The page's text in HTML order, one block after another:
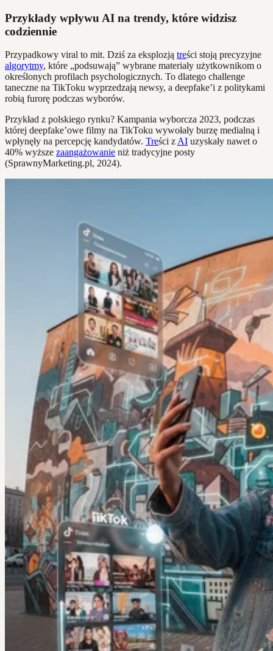
Przykłady wpływu AI na trendy, które widzisz
codziennie
Przypadkowy viral to mit. Dziś za eksplozją treści stoją precyzyjne
algorytmy, które „podsuwają” wybrane materiały użytkownikom o
określonych profilach psychologicznych. To dlatego challenge
taneczne na TikToku wyprzedzają newsy, a deepfake’i z politykami
robią furorę podczas wyborów.
Przykład z polskiego rynku? Kampania wyborcza 2023, podczas
której deepfake’owe filmy na TikToku wywołały burzę medialną i
wpłynęły na percepcję kandydatów. Treści z AI uzyskały nawet o
40% wyższe zaangażowanie niż tradycyjne posty
(SprawnyMarketing.pl, 2024).